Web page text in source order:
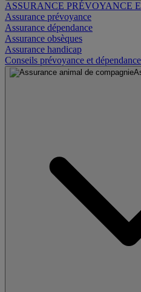
ASSURANCE PRÉVOYANCE
Assurance prévoyance
Assurance dépendance
Assurance obsèques
Assurance handicap
Conseils prévoyance et dépendance